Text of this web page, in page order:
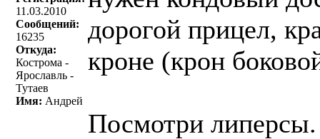
11.03.2010
Сообщений:
16235
Откуда:
Кострома -
Ярославль -
Тутаев
Имя: Андрей
дорогой прицел,
кроне (крон
Посмотри липерсы.